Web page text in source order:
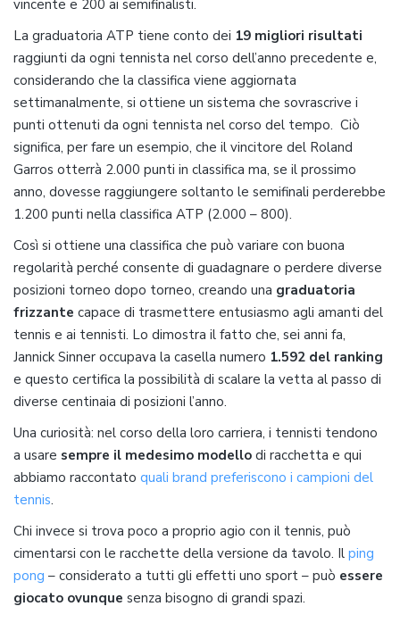
vincente e 200 ai semifinalisti.
La graduatoria ATP tiene conto dei 19 migliori risultati
raggiunti da ogni tennista nel corso dell’anno precedente e,
considerando che la classifica viene aggiornata
settimanalmente, si ottiene un sistema che sovrascrive i
punti ottenuti da ogni tennista nel corso del tempo. Ciò
significa, per fare un esempio, che il vincitore del Roland
Garros otterrà 2.000 punti in classifica ma, se il prossimo
anno, dovesse raggiungere soltanto le semifinali perderebbe
1.200 punti nella classifica ATP (2.000 – 800).
Così si ottiene una classifica che può variare con buona
regolarità perché consente di guadagnare o perdere diverse
posizioni torneo dopo torneo, creando una graduatoria
frizzante capace di trasmettere entusiasmo agli amanti del
tennis e ai tennisti. Lo dimostra il fatto che, sei anni fa,
Jannick Sinner occupava la casella numero 1.592 del ranking
e questo certifica la possibilità di scalare la vetta al passo di
diverse centinaia di posizioni l’anno.
Una curiosità: nel corso della loro carriera, i tennisti tendono
a usare sempre il medesimo modello di racchetta e qui
abbiamo raccontato quali brand preferiscono i campioni del
tennis.
Chi invece si trova poco a proprio agio con il tennis, può
cimentarsi con le racchette della versione da tavolo. Il ping
pong – considerato a tutti gli effetti uno sport – può essere
giocato ovunque senza bisogno di grandi spazi.